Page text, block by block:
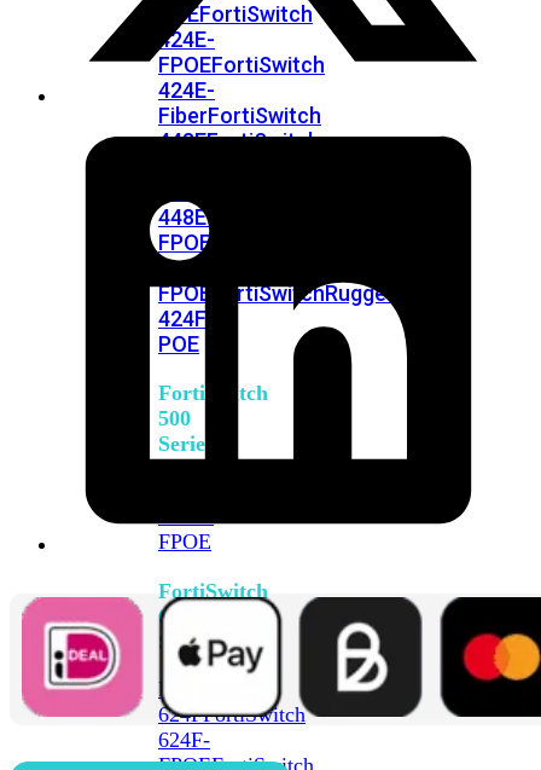
POEFortiSwitch
424E-
FPOEFortiSwitch
424E-
FiberFortiSwitch
448EFortiSwitch
448E-
FPOE
M426E-
FPOE
FortiSwitchRugged
424F-
POE
FortiSwitch
500
Series
FPOE
FortiSwitch
600
Series
FortiSwitch
624FFortiSwitch
624F-
FPOEFortiSwitch